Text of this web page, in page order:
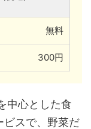
無料
300円
中心とした食
ビスで、野菜だ